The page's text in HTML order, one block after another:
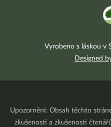
Vyrobeno s láskou v
Designed
Upozornění: Obsah těchto
zkušenosti a zkušenosti